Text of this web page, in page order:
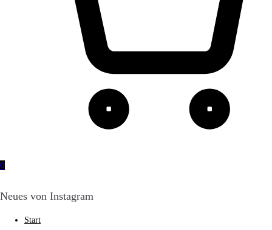
0
Neues von Instagram
Start